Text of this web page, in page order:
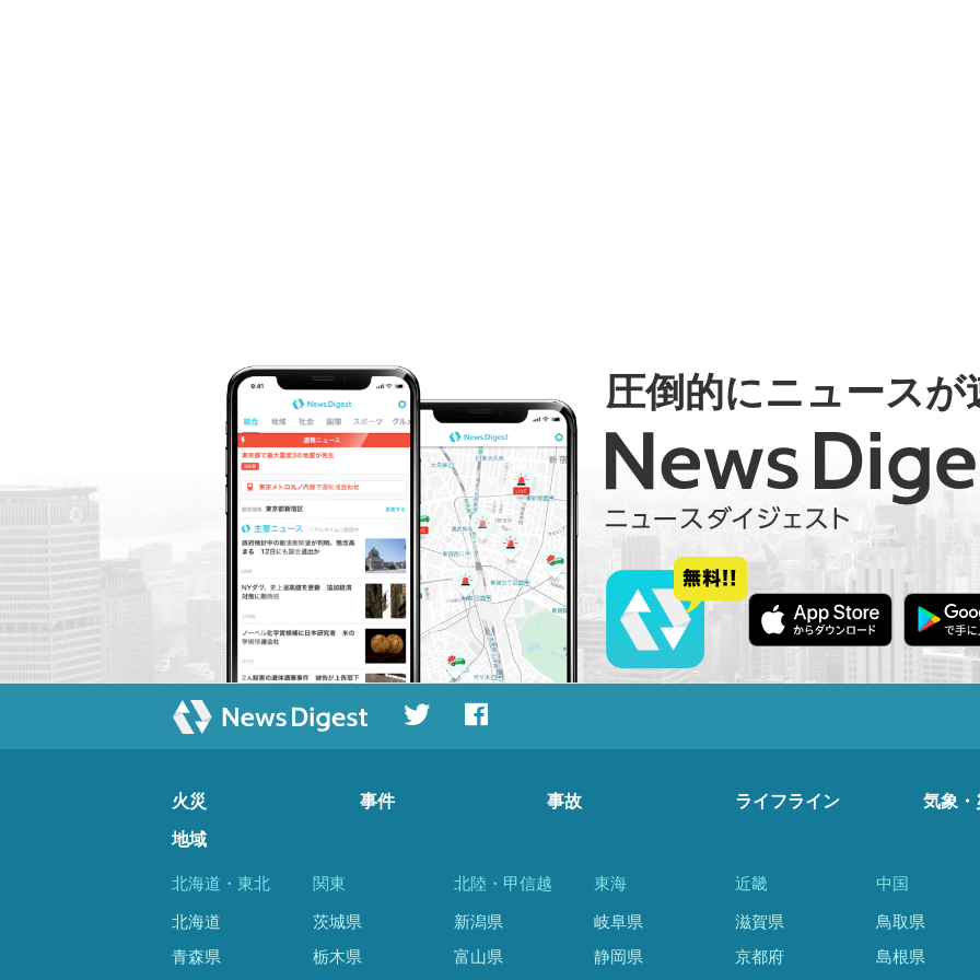
圧倒的にニュースが
火災 事件 事故 ライフライン 気象・
地域
北海道・東北
北海道
青森県
関東
茨城県
栃木県
北陸・甲信越
新潟県
富山県
東海
岐阜県
静岡県
近畿
滋賀県
京都府
中国
鳥取県
島根県